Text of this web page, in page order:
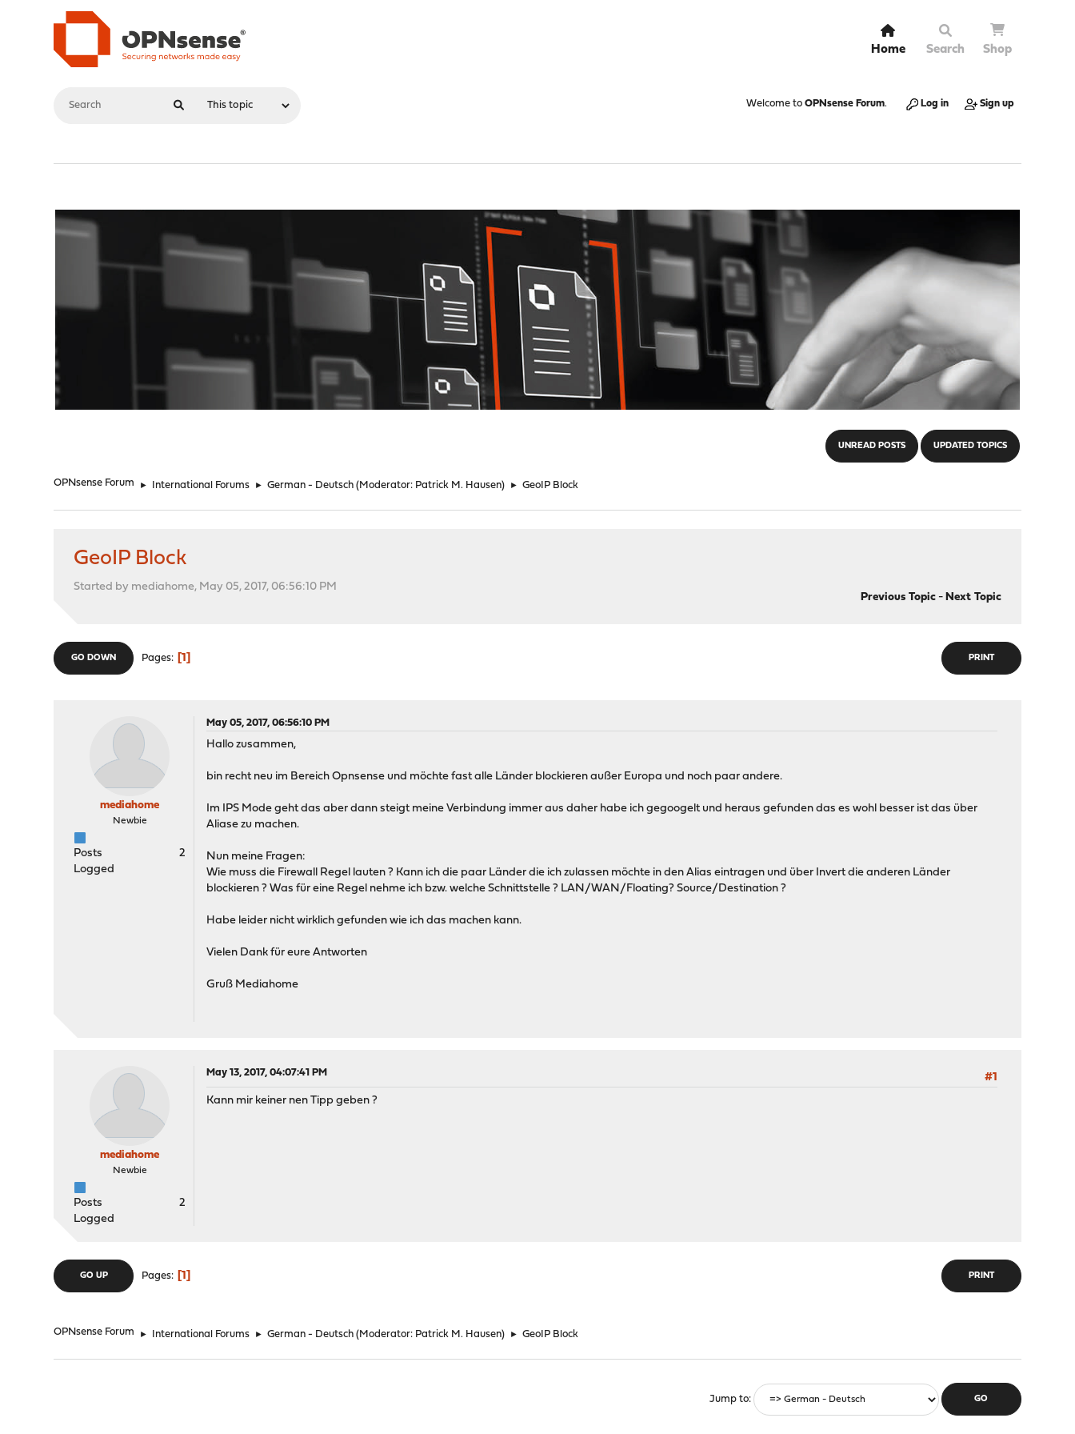
Home Search Shop
Welcome to OPNsense Forum. Log in Sign up
UNREAD POSTS UPDATED TOPICS
OPNsense Forum ► International Forums ► German - Deutsch (Moderator: Patrick M. Hausen) ► GeoIP Block
GeoIP Block
Started by mediahome, May 05, 2017, 06:56:10 PM
Previous Topic- Next Topic
PRINT
GO DOWN Pages 1
mediahome
Newbie
Posts
2
Logged
May 05, 2017, 06:56:10 PM
Hallo zusammen,
bin recht neu im Bereich Opnsense und möchte fast alle Länder blockieren außer Europa und noch paar andere.
Im IPS Mode geht das aber dann steigt meine Verbindung immer aus daher habe ich gegoogelt und heraus gefunden das es wohl besser ist das über
Aliase zu machen.
Nun meine Fragen:
Wie muss die Firewall Regel lauten ? Kann ich die paar Länder die ich zulassen möchte in den Alias eintragen und über Invert die anderen Länder
blockieren ? Was für eine Regel nehme ich bzw. welche Schnittstelle ? LAN/WAN/Floating? Source/Destination ?
Habe leider nicht wirklich gefunden wie ich das machen kann.
Vielen Dank für eure Antworten
Gruß Mediahome
mediahome
Newbie
Posts
2
Logged
May 13, 2017, 04:07:41 PM
#1
Kann mir keiner nen Tipp geben ?
PRINT
GO UP Pages 1
OPNsense Forum ► International Forums ► German - Deutsch (Moderator: Patrick M. Hausen) ► GeoIP Block
Jump to